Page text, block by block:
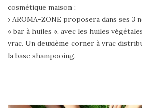
cosmétique maison ;
› AROMA-ZONE proposera dans ses 3
« bar à huiles », avec les huiles
vrac. Un deuxième corner à vrac
la base shampooing.